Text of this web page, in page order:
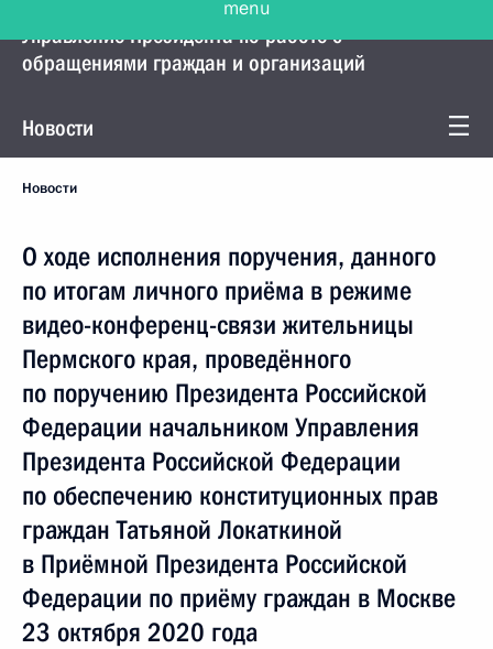
Управление Президента по работе с
обращениями граждан и организаций
Новости
Новости
О ходе исполнения поручения, данного
по итогам личного приёма в режиме
видео-конференц-связи жительницы
Пермского края, проведённого
по поручению Президента Российской
Федерации начальником Управления
Президента Российской Федерации
по обеспечению конституционных прав
граждан Татьяной Локаткиной
в Приёмной Президента Российской
Федерации по приёму граждан в Москве
23 октября 2020 года